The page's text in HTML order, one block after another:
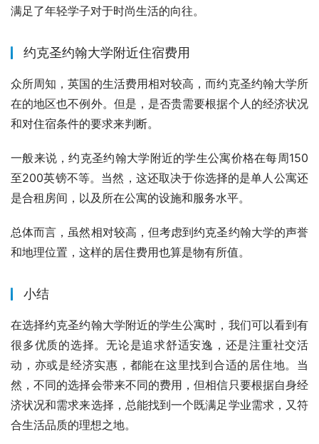
满足了年轻学子对于时尚生活的向往。
约克圣约翰大学附近住宿费用
众所周知，英国的生活费用相对较高，而约克圣约翰大学所
在的地区也不例外。但是，是否贵需要根据个人的经济状况
和对住宿条件的要求来判断。
一般来说，约克圣约翰大学附近的学生公寓价格在每周150
至200英镑不等。当然，这还取决于你选择的是单人公寓还
是合租房间，以及所在公寓的设施和服务水平。
总体而言，虽然相对较高，但考虑到约克圣约翰大学的声誉
和地理位置，这样的居住费用也算是物有所值。
小结
在选择约克圣约翰大学附近的学生公寓时，我们可以看到有
很多优质的选择。无论是追求舒适安逸，还是注重社交活
动，亦或是经济实惠，都能在这里找到合适的居住地。当
然，不同的选择会带来不同的费用，但相信只要根据自身经
济状况和需求来选择，总能找到一个既满足学业需求，又符
合生活品质的理想之地。